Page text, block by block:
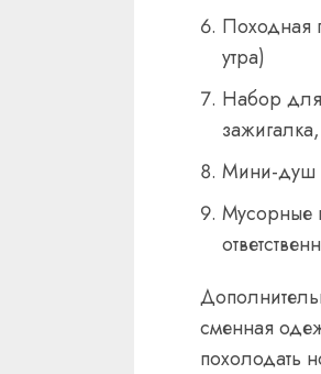
Походная
утра)
Набор для
Мини-душ
Мусорные
сменная
похолодать